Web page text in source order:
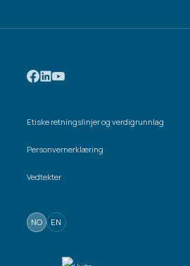
Etiske retningslinjer og verdigrunnlag
Personvernerklæring
Vedtekter
NO EN